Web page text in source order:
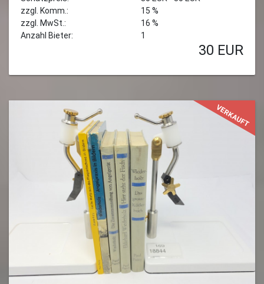
zzgl. Komm.:
15 %
zzgl. MwSt.:
16 %
Anzahl Bieter:
1
30 EUR
VERKAUFT